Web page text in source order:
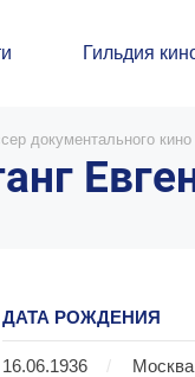
Гильдия
документального кино
ДАТА РОЖДЕНИЯ
16.06.1936 / Москва